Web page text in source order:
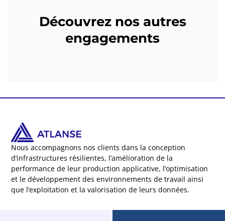
Découvrez nos autres
engagements
Nous accompagnons nos clients dans la conception
d’infrastructures résilientes, l’amélioration de la
performance de leur production applicative, l’optimisation
et le développement des environnements de travail ainsi
que l’exploitation et la valorisation de leurs données.